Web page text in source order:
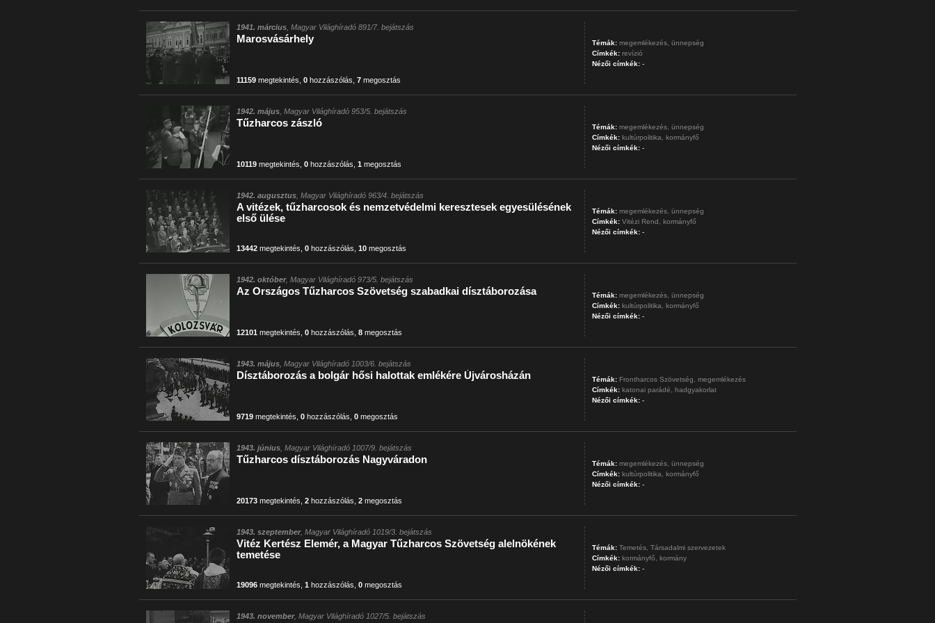
1941. március, Magyar Világhíradó 891/7. bejátszás
Marosvásárhely
11159megtekintés 0hozzászólás 7megosztás
Témák: megemlékezés, ünnepség
Címkék: revízió
Nézői címkék:-
1942. május, Magyar Világhíradó 953/5. bejátszás
Tűzharcos zászló
10119megtekintés 0hozzászólás 1 megosztás
Témák: megemlékezés, ünnepség
Címkék: kultúrpolitika,
kormányfő
Nézői címkék:-
1942. augusztus, Magyar Világhíradó 963/4. bejátszás
A vitézek, tűzharcosok és nemzetvédelmi keresztesek egyesülésének
első ülése
13442megtekintés 0hozzászólás 10megosztás
Témák: megemlékezés, ünnepség
Címkék: Vitézi Rend,
kormányfő
Nézői címkék:-
1942. október, Magyar Világhíradó 973/5. bejátszás
Az Országos Tűzharcos Szövetség szabadkai dísztáborozása
12101 megtekintés 0hozzászólás 8megosztás
Témák: megemlékezés, ünnepség
Címkék: kultúrpolitika,
kormányfő
Nézői címkék:-
1943. május, Magyar Világhíradó 1003/6. bejátszás
Dísztáborozás a bolgár hősi halottak emlékére Újvárosházán
9719megtekintés 0hozzászólás 0megosztás
Témák: Frontharcos Szövetség,
megemlékezés
Címkék: katonai parádé,
hadgyakorlat
Nézői címkék:-
1943. június, Magyar Világhíradó 1007/9. bejátszás
Tűzharcos dísztáborozás Nagyváradon
20173megtekintés 2hozzászólás 2megosztás
Témák: megemlékezés, ünnepség
Címkék: kultúrpolitika,
kormányfő
Nézői címkék:-
1943. szeptember, Magyar Világhíradó 1019/3. bejátszás
Vitéz Kertész Elemér, a Magyar Tűzharcos Szövetség alelnökének
temetése
19096megtekintés 1 hozzászólás 0megosztás
Témák: Temetés, Társadalmi szervezetek
Címkék: kormányfő,
kormány
Nézői címkék:-
1943. november, Magyar Világhíradó 1027/5. bejátszás